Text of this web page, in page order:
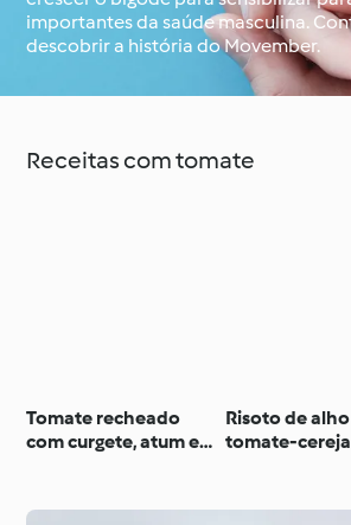
o Cookidoo®
importantes da saúde masculina.
descobrir a história do Movember.
Receitas com tomate
Tomate recheado
com curgete, atum e
Risoto de
tomate-